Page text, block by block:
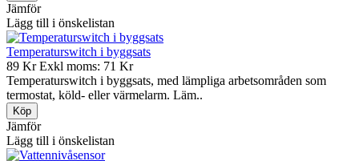
Jämför
Lägg till i önskelistan
Temperaturswitch i byggsats
89 KrExkl moms: 71 Kr
Temperaturswitch i byggsats, med lämpliga arbetsområden som
termostat, köld- eller värmelarm. Läm..
Jämför
Lägg till i önskelistan